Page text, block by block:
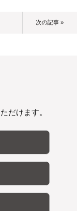
次の記事 »
だけます。